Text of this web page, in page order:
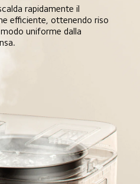
rapidamente il
efficiente, ottenendo riso
uniforme dalla